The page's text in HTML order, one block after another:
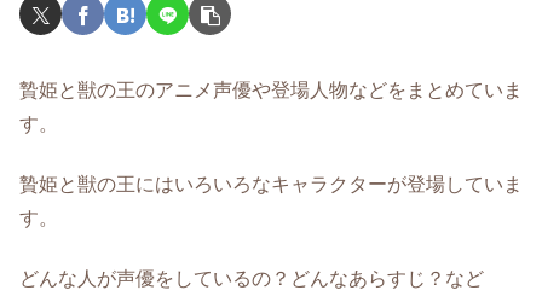
贄姫と獣の王のアニメ声優や登場人物などをまとめていま
す。
贄姫と獣の王にはいろいろなキャラクターが登場していま
す。
どんな人が声優をしているの？どんなあらすじ？など